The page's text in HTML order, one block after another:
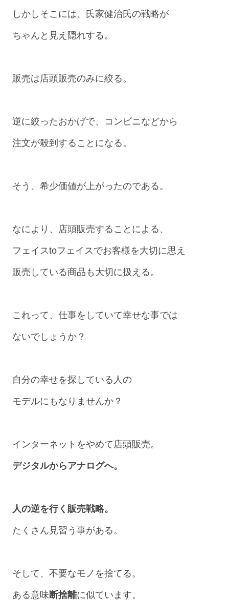
しかしそこには、氏家健治氏の戦略が
ちゃんと見え隠れする。
販売は店頭販売のみに絞る。
逆に絞ったおかげで、コンビニなどから
注文が殺到することになる。
そう、希少価値が上がったのである。
なにより、店頭販売することによる、
フェイスtoフェイスでお客様を大切に思え
販売している商品も大切に扱える。
これって、仕事をしていて幸せな事では
ないでしょうか？
自分の幸せを探している人の
モデルにもなりませんか？
インターネットをやめて店頭販売。
デジタルからアナログへ。
人の逆を行く販売戦略。
たくさん見習う事がある。
そして、不要なモノを捨てる。
ある意味断捨離に似ています。